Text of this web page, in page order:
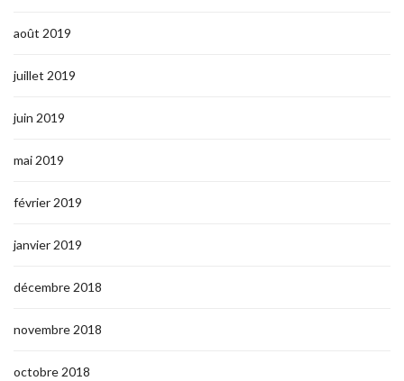
août 2019
juillet 2019
juin 2019
mai 2019
février 2019
janvier 2019
décembre 2018
novembre 2018
octobre 2018